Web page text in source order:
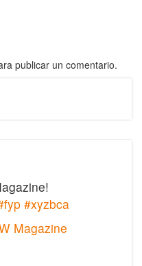
publicar un comentario.
#xyzbca
Magazine